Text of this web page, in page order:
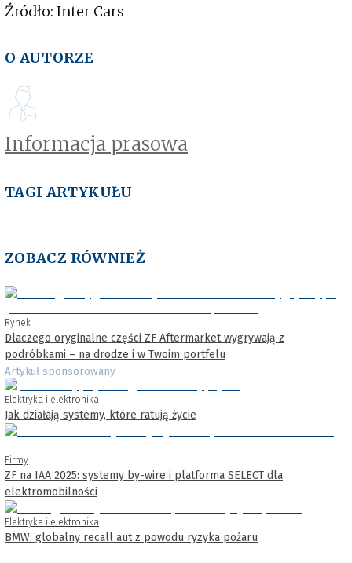
Źródło: Inter Cars
O AUTORZE
Informacja prasowa
TAGI ARTYKUŁU
ZOBACZ RÓWNIEŻ
Rynek
Dlaczego oryginalne części ZF Aftermarket wygrywają z
podróbkami – na drodze i w Twoim portfelu
Artykuł sponsorowany
Elektryka i elektronika
Jak działają systemy, które ratują życie
Firmy
ZF na IAA 2025: systemy by-wire i platforma SELECT dla
elektromobilności
Elektryka i elektronika
BMW: globalny recall aut z powodu ryzyka pożaru